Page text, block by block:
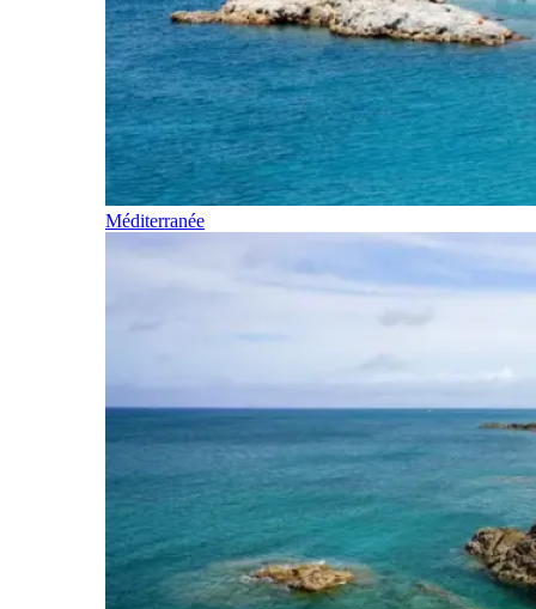
Méditerranée